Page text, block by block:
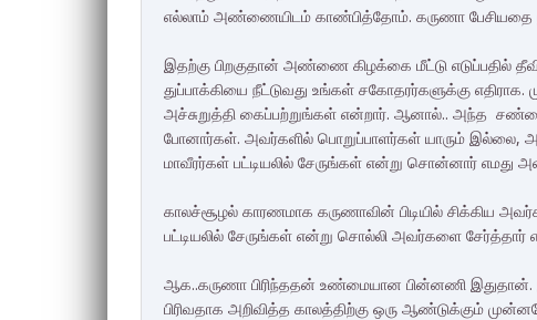
எல்லாம் அண்ணையிடம் காண்பித்தோம். கருணா பேசியதை
இதற்கு பிறகுதான் அண்ணை கிழக்கை மீட்டு எடுப்பதில்
துப்பாக்கியை நீட்டுவது உங்கள் சகோதரர்களுக்கு
அச்சுறுத்தி கைப்பற்றுங்கள் என்றார். ஆனால்.. அந்த
போனார்கள். அவர்களில் பொறுப்பாளர்கள் யாரும் இல்லை,
மாவீரர்கள் பட்டியலில் சேருங்கள் என்று சொன்னார்
காலச்சூழல் காரணமாக கருணாவின் பிடியில் சிக்கிய
பட்டியலில் சேருங்கள் என்று சொல்லி அவர்களை
ஆக..கருணா பிரிந்ததன் உண்மையான பின்னணி இதுதான்.
பிரிவதாக அறிவித்த காலத்திற்கு ஒரு ஆண்டுக்கும்